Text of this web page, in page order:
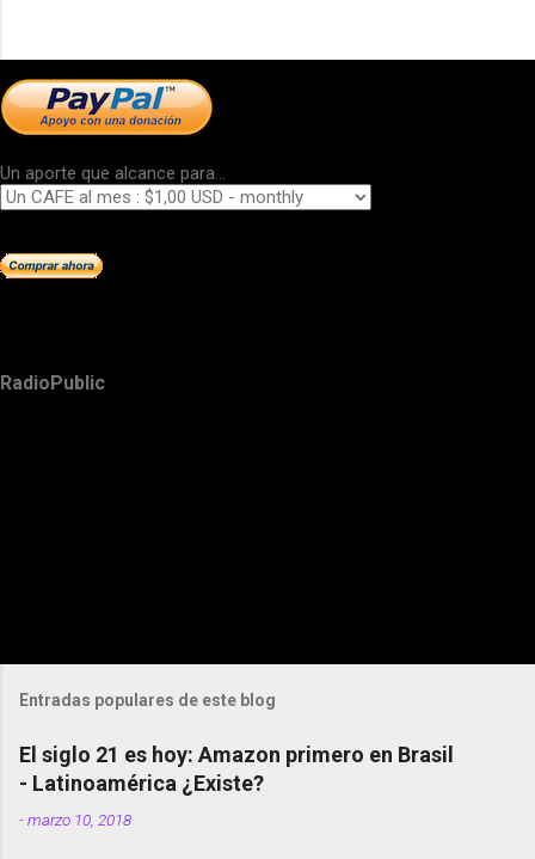
Un aporte que alcance para...
RadioPublic
Entradas populares de este blog
El siglo 21 es hoy: Amazon primero en Brasil
- Latinoamérica ¿Existe?
-marzo 10, 2018